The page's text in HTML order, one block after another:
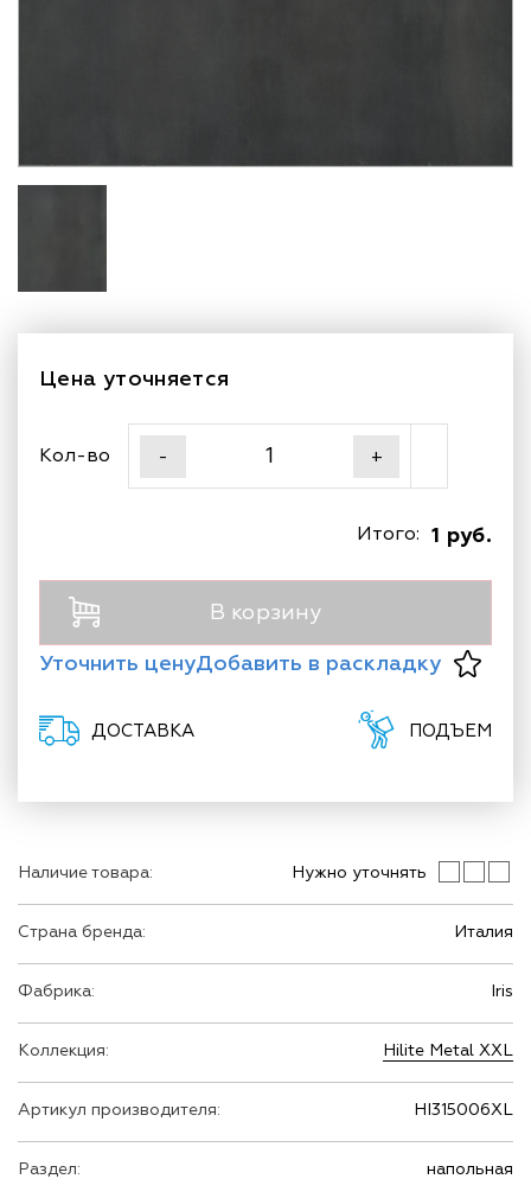
Наличие товара: Нужно уточнять
Страна бренда: Италия
Фабрика: Iris
Коллекция: Hilite Metal XXL
Артикул производителя: HI315006XL
Раздел: напольная
Цена уточняется
Кол-во - +
1 руб.
Итого:
В корзину
Уточнить ценуДобавить в раскладку
ДОСТАВКА ПОДЪЕМ